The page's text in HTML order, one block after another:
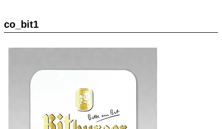
co_bit1